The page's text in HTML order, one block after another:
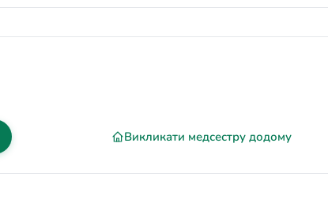
Викликати медсестру додому